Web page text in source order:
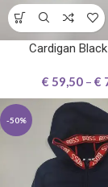
Cardigan
€ 59,50 – €
-50%